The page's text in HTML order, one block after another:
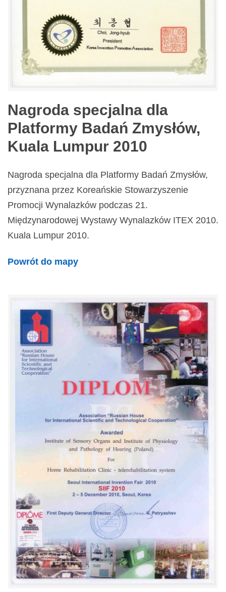
Nagroda specjalna dla
Platformy Badań Zmysłów,
Kuala Lumpur 2010
Nagroda specjalna dla Platformy Badań Zmysłów,
przyznana przez Koreańskie Stowarzyszenie
Promocji Wynalazków podczas 21.
Międzynarodowej Wystawy Wynalazków ITEX 2010.
Kuala Lumpur 2010.
Powrót do mapy